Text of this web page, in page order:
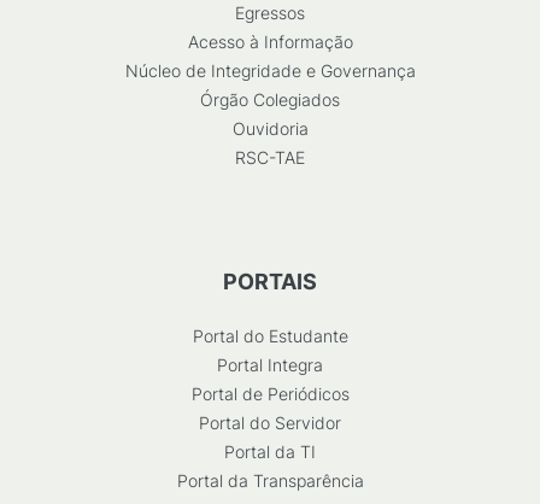
Egressos
Acesso à Informação
Núcleo de Integridade e Governança
Órgão Colegiados
Ouvidoria
RSC-TAE
PORTAIS
Portal do Estudante
Portal Integra
Portal de Periódicos
Portal do Servidor
Portal da TI
Portal da Transparência